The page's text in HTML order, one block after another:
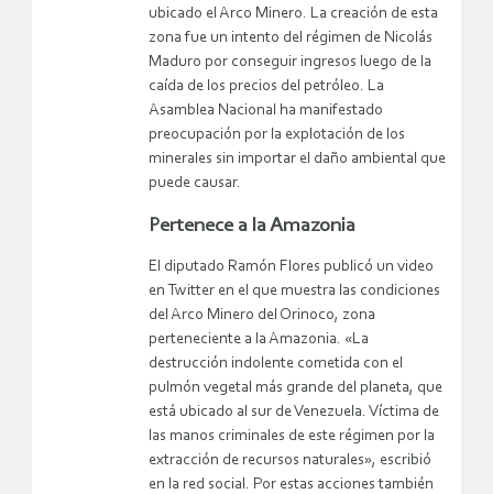
ubicado el Arco Minero. La creación de esta
zona fue un intento del régimen de Nicolás
Maduro por conseguir ingresos luego de la
caída de los precios del petróleo. La
Asamblea Nacional ha manifestado
preocupación por la explotación de los
minerales sin importar el daño ambiental que
puede causar.
Pertenece a la Amazonia
El diputado Ramón Flores publicó un video
en Twitter en el que muestra las condiciones
del Arco Minero del Orinoco, zona
perteneciente a la Amazonia. «La
destrucción indolente cometida con el
pulmón vegetal más grande del planeta, que
está ubicado al sur de Venezuela. Víctima de
las manos criminales de este régimen por la
extracción de recursos naturales», escribió
en la red social. Por estas acciones también